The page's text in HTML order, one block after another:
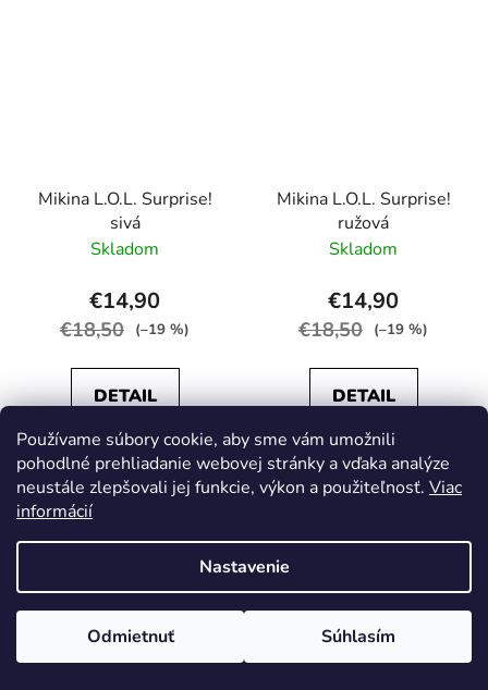
Používame súbory cookie, aby sme vám umožnili
pohodlné prehliadanie webovej stránky a vďaka analýze
neustále zlepšovali jej funkcie, výkon a použiteľnosť. Viac
informácií
Nastavenie
Odmietnuť Súhlasím
Mikina L.O.L. Surprise!
sivá
Skladom
€14,90
€18,50 (–19 %)
DETAIL
Mikina L.O.L. Surprise!
ružová
Skladom
€14,90
€18,50 (–19 %)
DETAIL
VÝPREDAJ VÝPREDAJ